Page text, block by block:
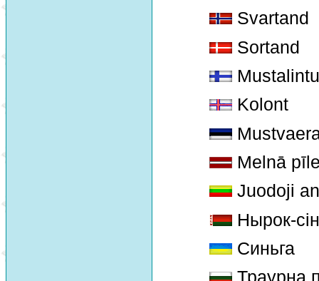
Svartand
Sortand
Mustalintu
Kolont
Melnā
Juodoji
Нырок-
Синьга
Траурна